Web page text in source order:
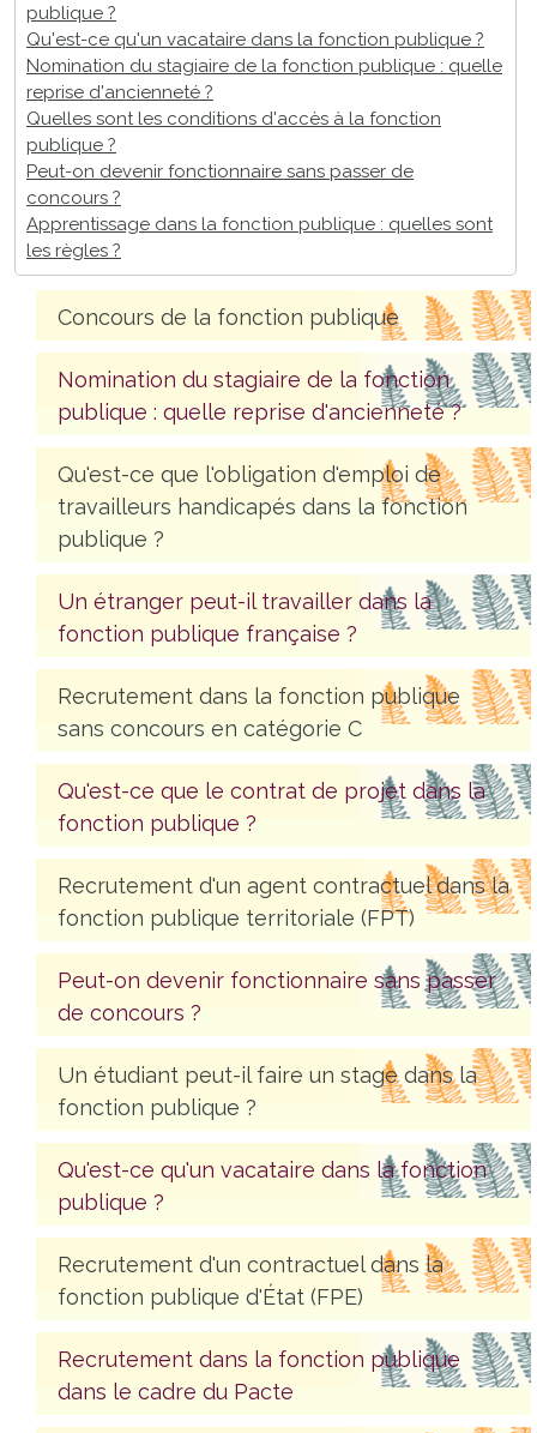
publique ?
Qu'est-ce qu'un vacataire dans la fonction publique ?
Nomination du stagiaire de la fonction publique : quelle
reprise d'ancienneté ?
Quelles sont les conditions d'accès à la fonction
publique ?
Peut-on devenir fonctionnaire sans passer de
concours ?
Apprentissage dans la fonction publique : quelles sont
les règles ?
Concours de la fonction publique
Nomination du stagiaire de la fonction
publique : quelle reprise d'ancienneté ?
Qu'est-ce que l'obligation d'emploi de
travailleurs handicapés dans la fonction
publique ?
Un étranger peut-il travailler dans la
fonction publique française ?
Recrutement dans la fonction publique
sans concours en catégorie C
Qu'est-ce que le contrat de projet dans la
fonction publique ?
Recrutement d'un agent contractuel dans la
fonction publique territoriale (FPT)
Peut-on devenir fonctionnaire sans passer
de concours ?
Un étudiant peut-il faire un stage dans la
fonction publique ?
Qu'est-ce qu'un vacataire dans la fonction
publique ?
Recrutement d'un contractuel dans la
fonction publique d'État (FPE)
Recrutement dans la fonction publique
dans le cadre du Pacte